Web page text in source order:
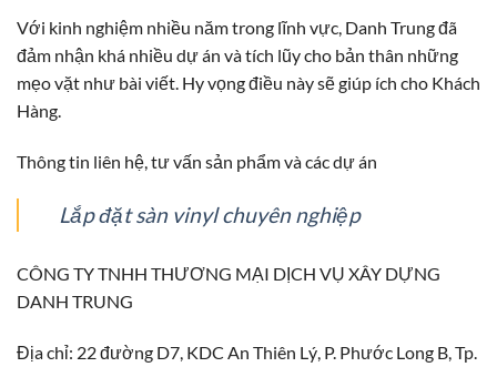
Với kinh nghiệm nhiều năm trong lĩnh vực, Danh Trung đã
đảm nhận khá nhiều dự án và tích lũy cho bản thân những
mẹo vặt như bài viết. Hy vọng điều này sẽ giúp ích cho Khách
Hàng.
Thông tin liên hệ, tư vấn sản phẩm và các dự án
Lắp đặt sàn vinyl chuyên nghiệp
CÔNG TY TNHH THƯƠNG MẠI DỊCH VỤ XÂY DỰNG
DANH TRUNG
Địa chỉ: 22 đường D7, KDC An Thiên Lý, P. Phước Long B, Tp.